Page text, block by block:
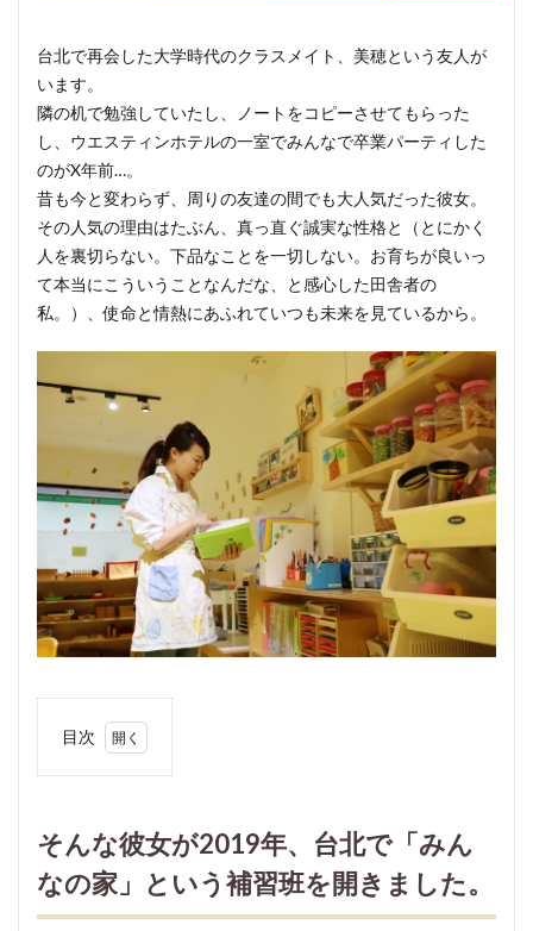
台北で再会した大学時代のクラスメイト、美穂という友人が
います。
隣の机で勉強していたし、ノートをコピーさせてもらった
し、ウエスティンホテルの一室でみんなで卒業パーティした
のがX年前…。
昔も今と変わらず、周りの友達の間でも大人気だった彼女。
その人気の理由はたぶん、真っ直ぐ誠実な性格と（とにかく
人を裏切らない。下品なことを一切しない。お育ちが良いっ
て本当にこういうことなんだな、と感心した田舎者の
私。）、使命と情熱にあふれていつも未来を見ているから。
目次
女が
2019
年、
台北
そんな彼女が2019年、台北で「みん
なの家」という補習班を開きました。